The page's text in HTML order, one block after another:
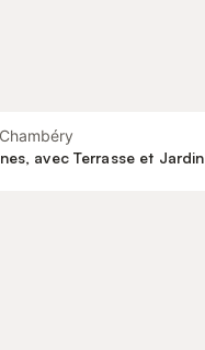
avec Terrasse et Jardin